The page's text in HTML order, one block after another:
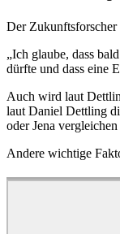
Der Zukunftsforscher
„Ich glaube, dass
dürfte und dass eine
Auch wird laut
laut Daniel Dettling
oder Jena
Andere wichtige